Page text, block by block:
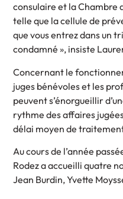
consulaire et la Chambre
telle que la cellule de
que vous entrez dans un
condamné », insiste
Concernant le
juges bénévoles et les
peuvent s’énorgueillir
rythme des affaires
délai moyen de
Au cours de l’année
Rodez a accueilli quatre
Jean Burdin, Yvette